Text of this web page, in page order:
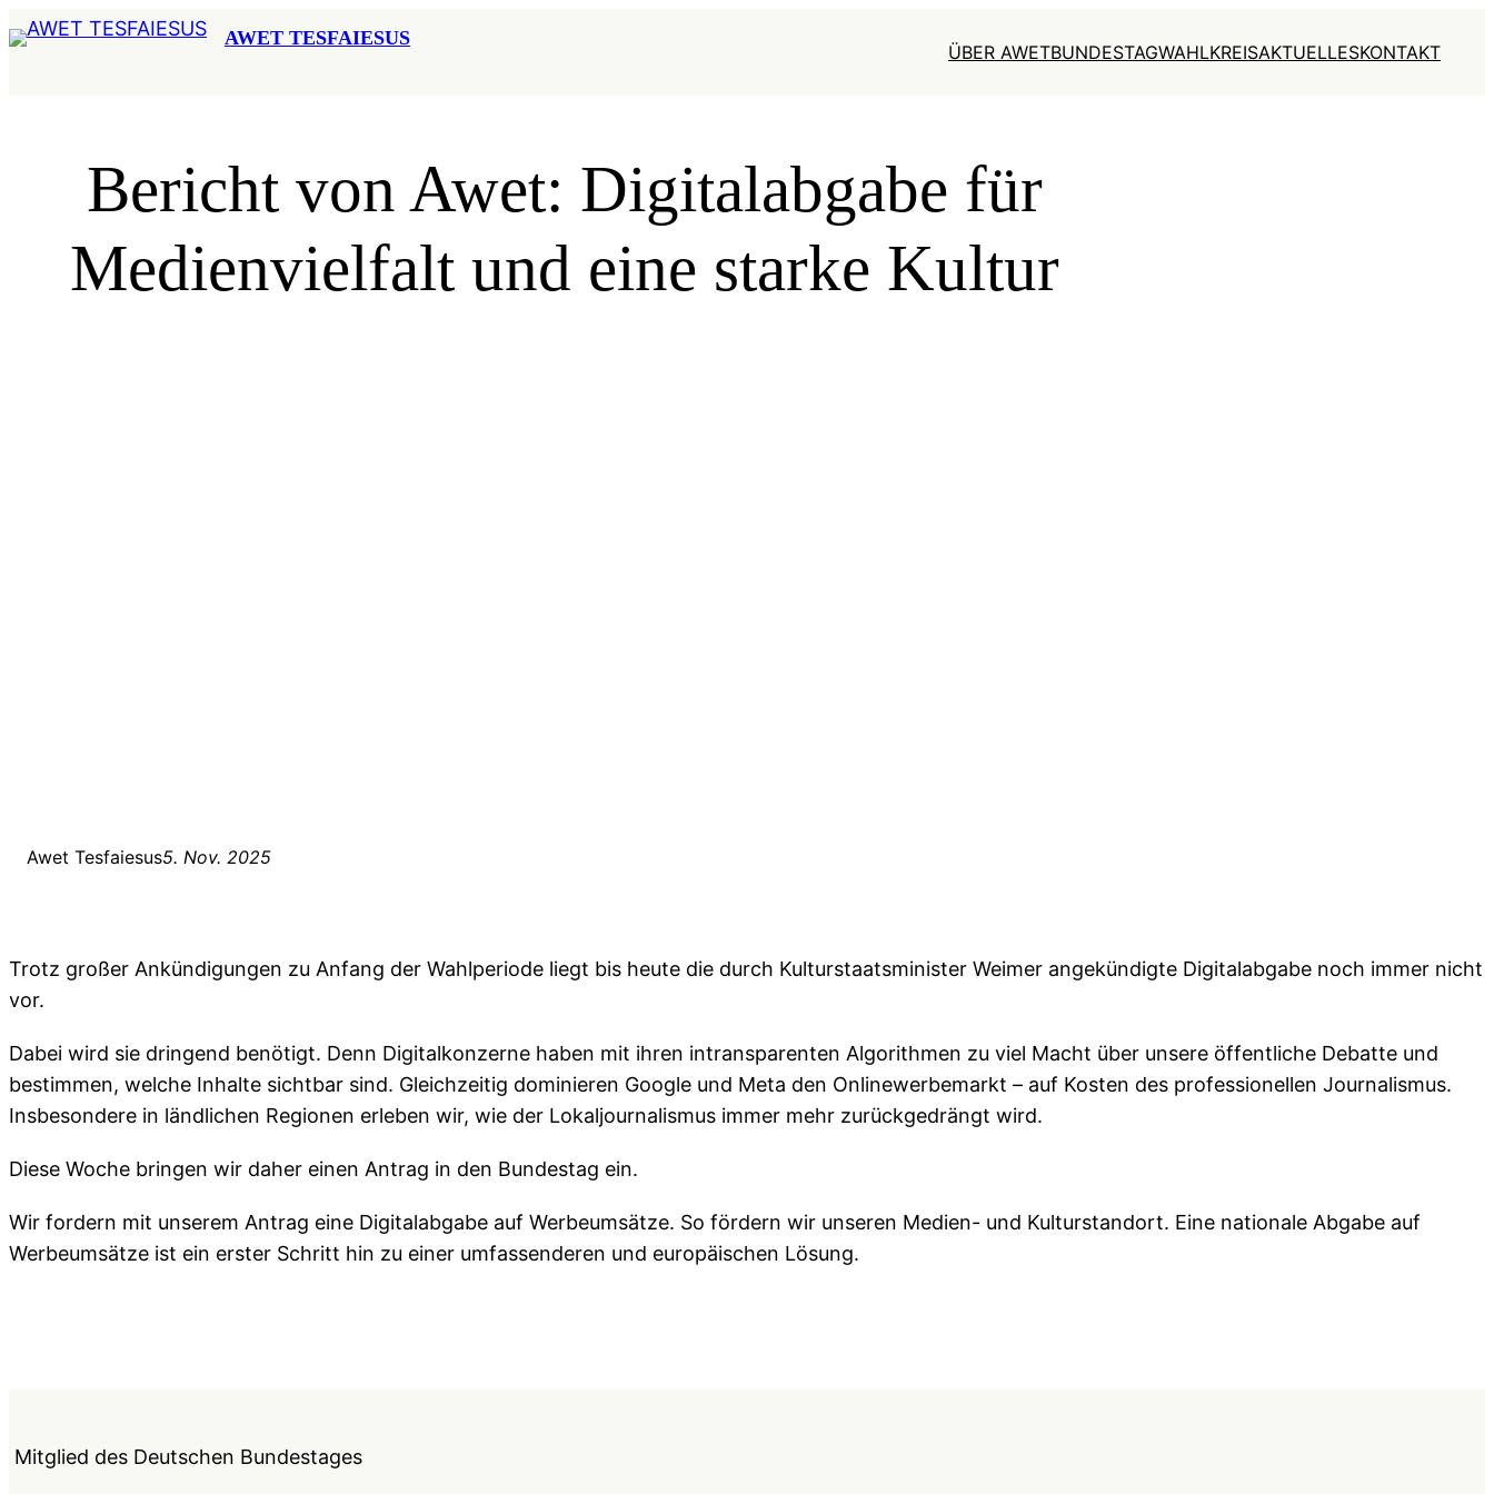
Zum
Inhalt
AWET TESFAIESUS
ÜBER AWETBUNDESTAGWAHLKREISAKTUELLESKONTAKT
Bericht von Awet: Digitalabgabe für
Medienvielfalt und eine starke Kultur
Awet Tesfaiesus5. Nov. 2025
Trotz großer Ankündigungen zu Anfang der Wahlperiode liegt bis heute die durch Kulturstaatsminister Weimer angekündigte Digitalabgabe noch immer nicht
vor.
Dabei wird sie dringend benötigt. Denn Digitalkonzerne haben mit ihren intransparenten Algorithmen zu viel Macht über unsere öffentliche Debatte und
bestimmen, welche Inhalte sichtbar sind. Gleichzeitig dominieren Google und Meta den Onlinewerbemarkt – auf Kosten des professionellen Journalismus.
Insbesondere in ländlichen Regionen erleben wir, wie der Lokaljournalismus immer mehr zurückgedrängt wird.
Diese Woche bringen wir daher einen Antrag in den Bundestag ein.
Wir fordern mit unserem Antrag eine Digitalabgabe auf Werbeumsätze. So fördern wir unseren Medien- und Kulturstandort. Eine nationale Abgabe auf
Werbeumsätze ist ein erster Schritt hin zu einer umfassenderen und europäischen Lösung.
Mitglied des Deutschen Bundestages